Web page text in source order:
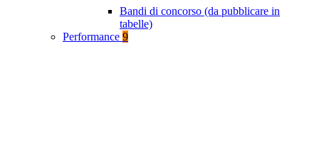
Bandi di concorso (da pubblicare in
tabelle)
Performance 9